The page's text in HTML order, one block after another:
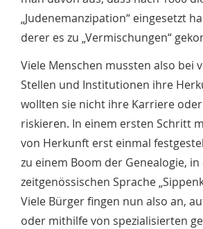
„Judenemanzipation“ eingesetzt
derer es zu „Vermischungen“
Viele Menschen mussten also bei
Stellen und Institutionen ihre
wollten sie nicht ihre Karriere
riskieren. In einem ersten Schritt
von Herkunft erst einmal
zu einem Boom der Genealogie,
zeitgenössischen Sprache
Viele Bürger fingen nun also an,
oder mithilfe von spezialisierten